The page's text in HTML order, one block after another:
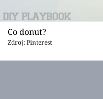
Co donut?
Zdroj: Pinterest